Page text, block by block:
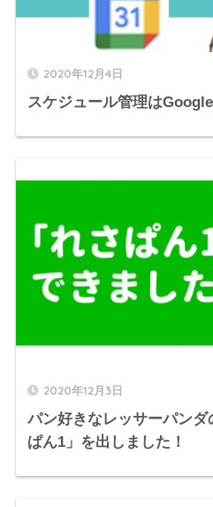
2020年12月4日
スケジュール管理は
2020年12月3日
パン好きなレッサーパンダ
ぱん1」を出しました！